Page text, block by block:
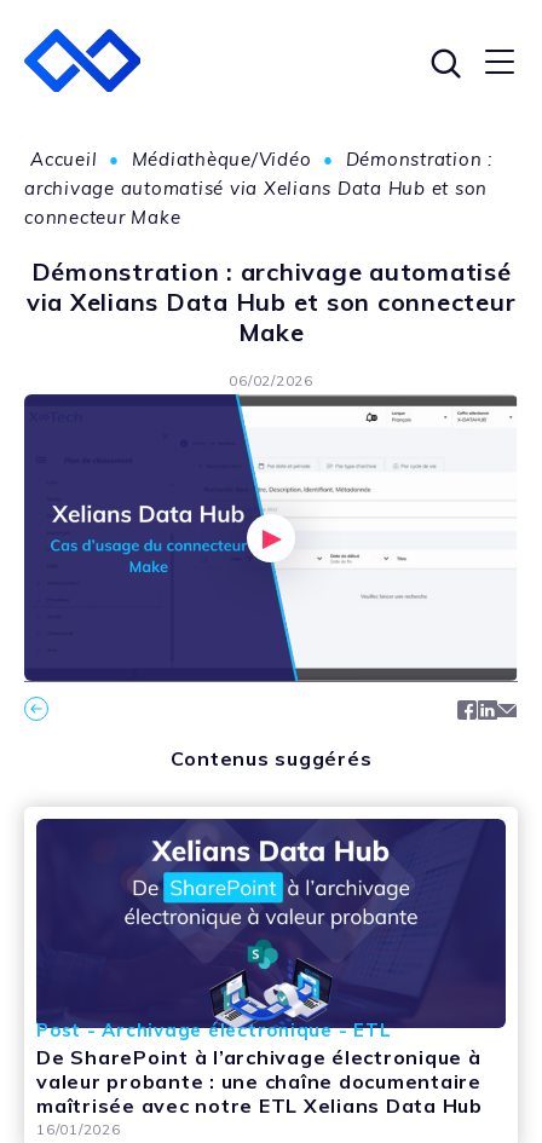
Accueil • Médiathèque/Vidéo •
Démonstration :
archivage automatisé via Xelians Data Hub et son
connecteur Make
Démonstration : archivage automatisé
via Xelians Data Hub et son connecteur
Make
06/02/2026
Contenus suggérés
Post - Archivage électronique - ETL
De SharePoint à l’archivage électronique à
valeur probante : une chaîne documentaire
maîtrisée avec notre ETL Xelians Data Hub
16/01/2026